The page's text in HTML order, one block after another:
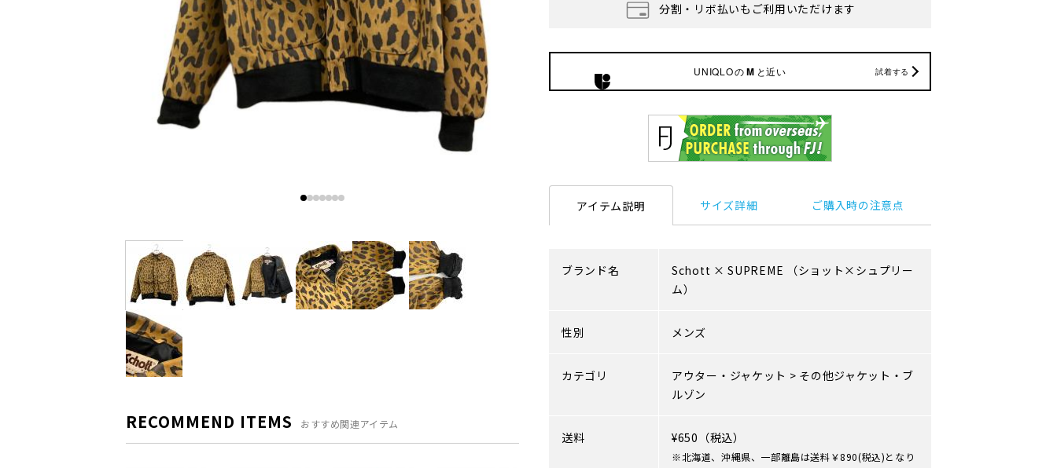
RECOMMEND ITEMS おすすめ関連アイテム
分割・リボ払いもご利用いただけます
UNIQLOのM と近い 試着する
アイテム説明 サイズ詳細 ご購入時の注意点
ブランド名 Schott ×SUPREME （ショット×シュプリー
ム）
性別 メンズ
カテゴリ アウター・ジャケット > その他ジャケット・ブ
ルゾン
送料 ¥650（税込）
※北海道、沖縄県、一部離島は送料￥890(税込)となり